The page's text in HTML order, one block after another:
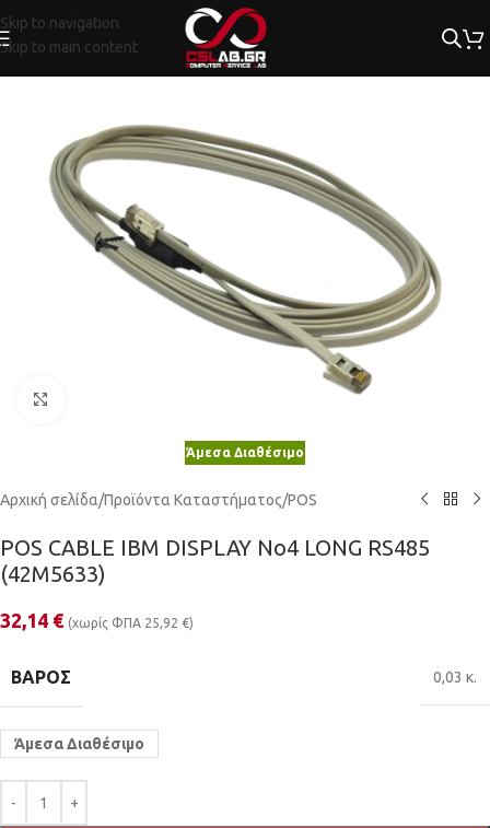
Skip to navigation
Skip to main content
Άμεσα Διαθέσιμο
Αρχική σελίδα/Προϊόντα Καταστήματος/POS
POS CABLE IBM DISPLAY No4 LONG RS485
(42M5633)
32,14 € (χωρίς ΦΠΑ 25,92 €)
ΒΆΡΟΣ 0,03 κ.
Άμεσα Διαθέσιμο